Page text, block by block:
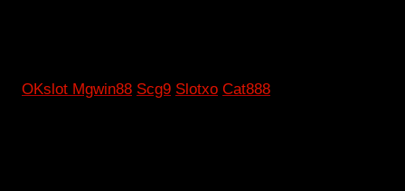
OKslot Mgwin88 Scg9 Slotxo Cat888